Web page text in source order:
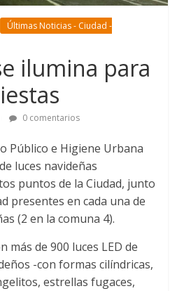
Últimas Noticias - Ciudad -
ilumina para
0 comentarios
Público e Higiene Urbana
luces navideñas
puntos de la Ciudad, junto
presentes en cada una de
(2 en la comuna 4).
más de 900 luces LED de
-con formas cilíndricas,
estrellas fugaces,